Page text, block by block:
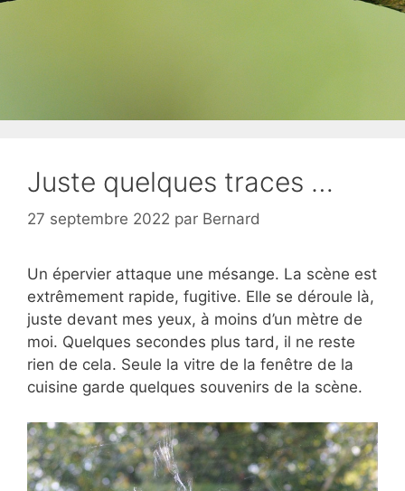
Juste quelques traces …
27 septembre 2022 par Bernard
Un épervier attaque une mésange. La scène est
extrêmement rapide, fugitive. Elle se déroule là,
juste devant mes yeux, à moins d’un mètre de
moi. Quelques secondes plus tard, il ne reste
rien de cela. Seule la vitre de la fenêtre de la
cuisine garde quelques souvenirs de la scène.